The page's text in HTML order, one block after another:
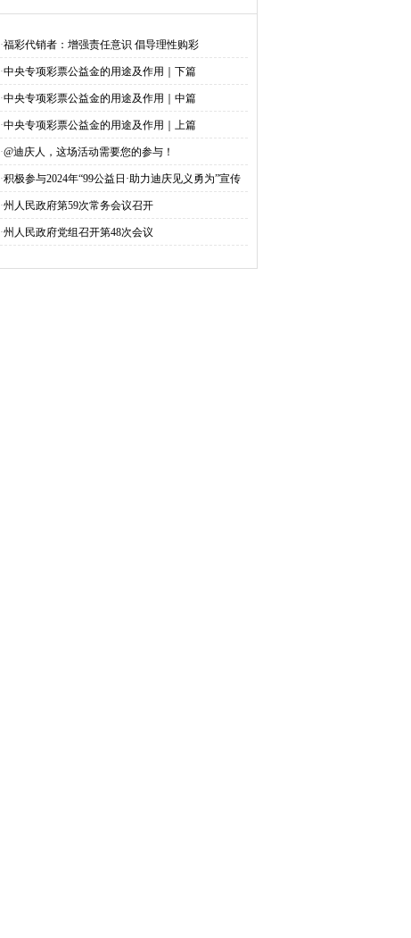
·福彩代销者：增强责任意识 倡导理性购彩
·中央专项彩票公益金的用途及作用｜下篇
·中央专项彩票公益金的用途及作用｜中篇
·中央专项彩票公益金的用途及作用｜上篇
·@迪庆人，这场活动需要您的参与！
·积极参与2024年“99公益日·助力迪庆见义勇为”宣传
募捐活动倡议书
·州人民政府第59次常务会议召开
·州人民政府党组召开第48次会议